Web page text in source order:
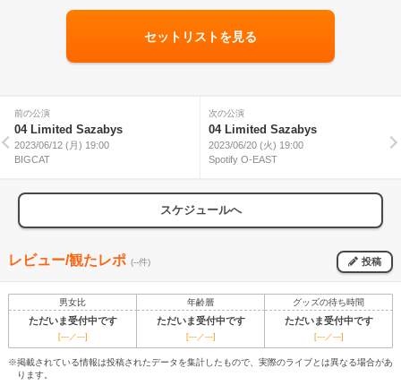
セットリストを見る
前の公演
04 Limited Sazabys
2023/06/12 (月) 19:00
BIGCAT
次の公演
04 Limited Sazabys
2023/06/20 (火) 19:00
Spotify O-EAST
スケジュールへ
レビュー/観たレポ (--件) 投稿
男女比 年齢層 グッズの待ち時間
ただいま受付中です ただいま受付中です ただいま受付中です
[---／---] [---／---] [---／---]
※掲載されている情報は投稿されたデータを集計したもので、実際のライブとは異なる場合があ
ります。